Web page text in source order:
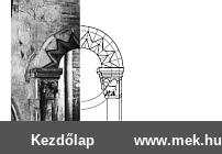
Kezdőlap www.mek.hu